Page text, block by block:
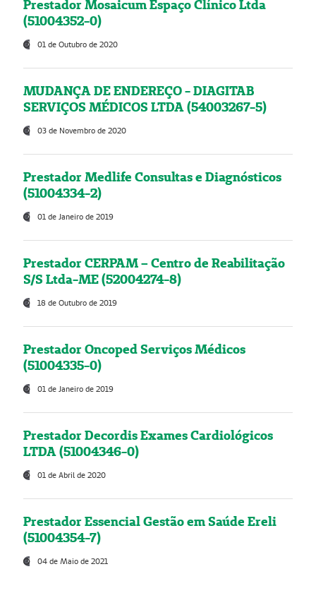
Prestador Mosaicum Espaço Clínico Ltda
(51004352-0)
01 de Outubro de 2020
MUDANÇA DE ENDEREÇO - DIAGITAB
SERVIÇOS MÉDICOS LTDA (54003267-5)
03 de Novembro de 2020
Prestador Medlife Consultas e Diagnósticos
(51004334-2)
01 de Janeiro de 2019
Prestador CERPAM – Centro de Reabilitação
S/S Ltda-ME (52004274-8)
18 de Outubro de 2019
Prestador Oncoped Serviços Médicos
(51004335-0)
01 de Janeiro de 2019
Prestador Decordis Exames Cardiológicos
LTDA (51004346-0)
01 de Abril de 2020
Prestador Essencial Gestão em Saúde Ereli
(51004354-7)
04 de Maio de 2021